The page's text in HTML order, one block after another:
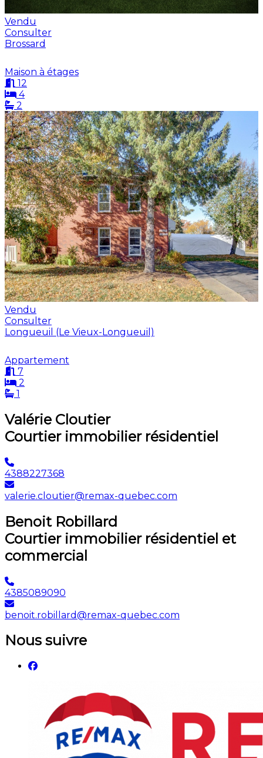
Vendu
Consulter
Brossard
Maison à étages
12
4
2
Vendu
Consulter
Longueuil (Le Vieux-Longueuil)
Appartement
7
2
1
Valérie Cloutier
Courtier immobilier résidentiel
4388227368
valerie.cloutier@remax-quebec.com
Benoit Robillard
Courtier immobilier résidentiel et
commercial
4385089090
benoit.robillard@remax-quebec.com
Nous suivre